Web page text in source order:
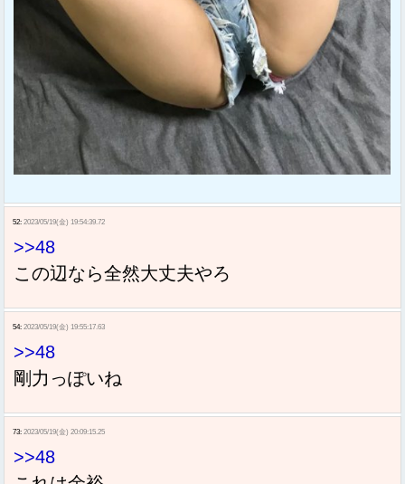
52: 2023/05/19(金) 19:54:39.72
>>48
この辺なら全然大丈夫やろ
54: 2023/05/19(金) 19:55:17.63
>>48
剛力っぽいね
73: 2023/05/19(金) 20:09:15.25
>>48